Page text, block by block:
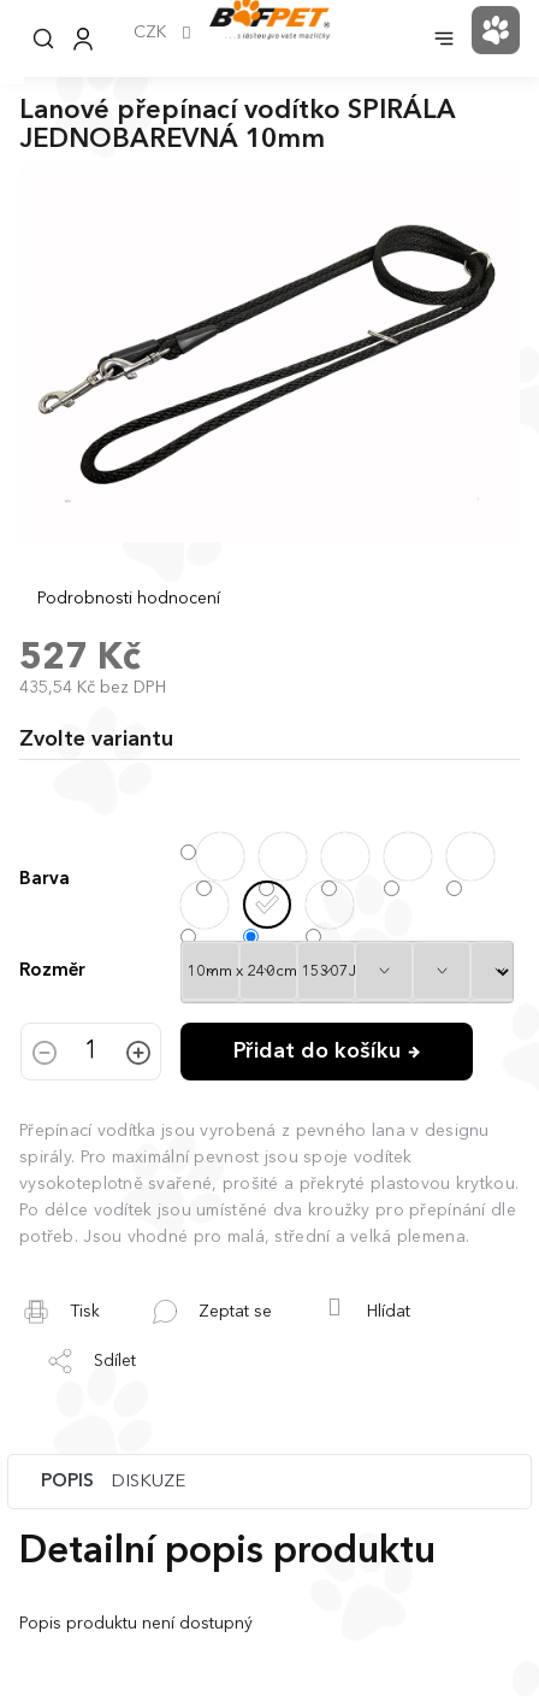
CZK
Lanové přepínací vodítko SPIRÁLA
JEDNOBAREVNÁ 10mm
Průměrné
produktu
je
0,0
5
hvězdiček.
Podrobnosti hodnocení
527 Kč
435,54 Kč bez DPH
Měrná
Zvolte variantu
Barva
Rozměr
Přidat do košíku
Přepínací vodítka jsou vyrobená z pevného lana v designu
spirály. Pro maximální pevnost jsou spoje vodítek
vysokoteplotně svařené, prošité a překryté plastovou krytkou.
Po délce vodítek jsou umístěné dva kroužky pro přepínání dle
potřeb. Jsou vhodné pro malá, střední a velká plemena.
Tisk Zeptat se Hlídat
Sdílet
POPIS DISKUZE
Detailní popis produktu
Popis produktu není dostupný